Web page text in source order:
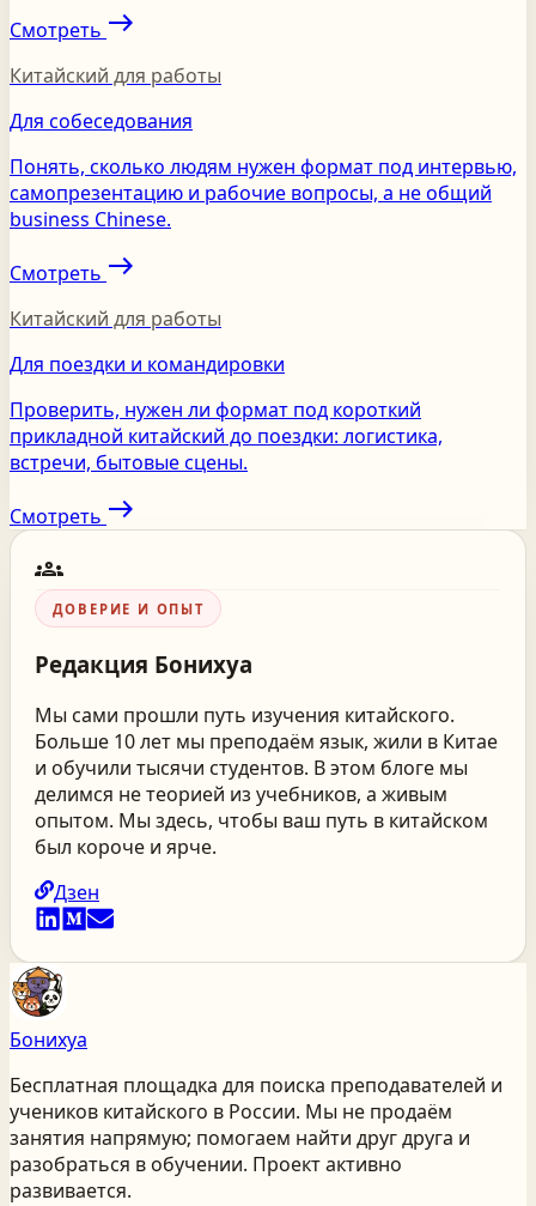
Смотреть east
Китайский для работы
Для собеседования
Понять, сколько людям нужен формат под интервью,
самопрезентацию и рабочие вопросы, а не общий
business Chinese.
Смотреть east
Китайский для работы
Для поездки и командировки
Проверить, нужен ли формат под короткий
прикладной китайский до поездки: логистика,
встречи, бытовые сцены.
Смотреть east
groups
ДОВЕРИЕ И ОПЫТ
Редакция Бонихуа
Мы сами прошли путь изучения китайского.
Больше 10 лет мы преподаём язык, жили в Китае
и обучили тысячи студентов. В этом блоге мы
делимся не теорией из учебников, а живым
опытом. Мы здесь, чтобы ваш путь в китайском
был короче и ярче.
Дзен
Бонихуа
Бесплатная площадка для поиска преподавателей и
учеников китайского в России. Мы не продаём
занятия напрямую; помогаем найти друг друга и
разобраться в обучении. Проект активно
развивается.